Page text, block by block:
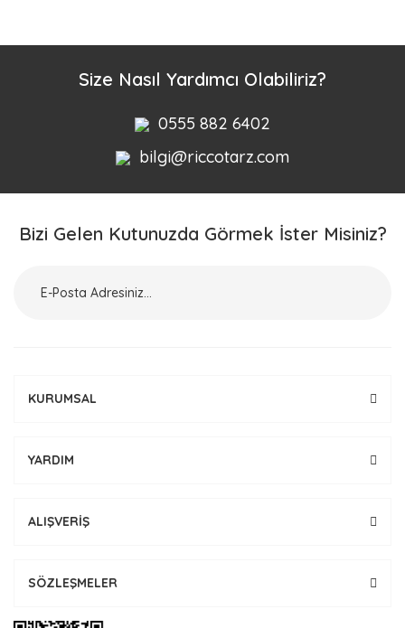
Size Nasıl Yardımcı Olabiliriz?
0555 882 6402
bilgi@riccotarz.com
Bizi Gelen Kutunuzda Görmek İster Misiniz?
KURUMSAL
YARDIM
ALIŞVERİŞ
SÖZLEŞMELER